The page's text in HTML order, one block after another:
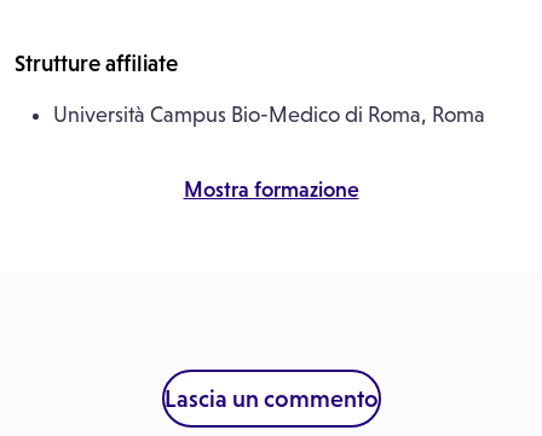
Strutture affiliate
Università Campus Bio-Medico di Roma, Roma
Mostra formazione
Lascia un commento